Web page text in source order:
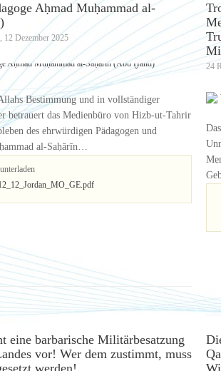
Aḥmad Muḥammad al-
12 Dezember 2025
Bestimmung und in vollständiger
betrauert das Medienbüro von Hizb-ut-Tahrir
des ehrwürdigen Pädagogen und
al-Saḥārīn…
24
eine barbarische Militärbesatzung
vor! Wer dem zustimmt, muss
werden!